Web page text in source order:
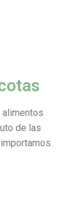
alimentos
de las